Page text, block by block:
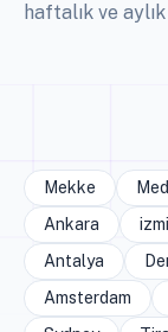
haftalık ve
Mekke
Ankara
Antalya
Amsterdam